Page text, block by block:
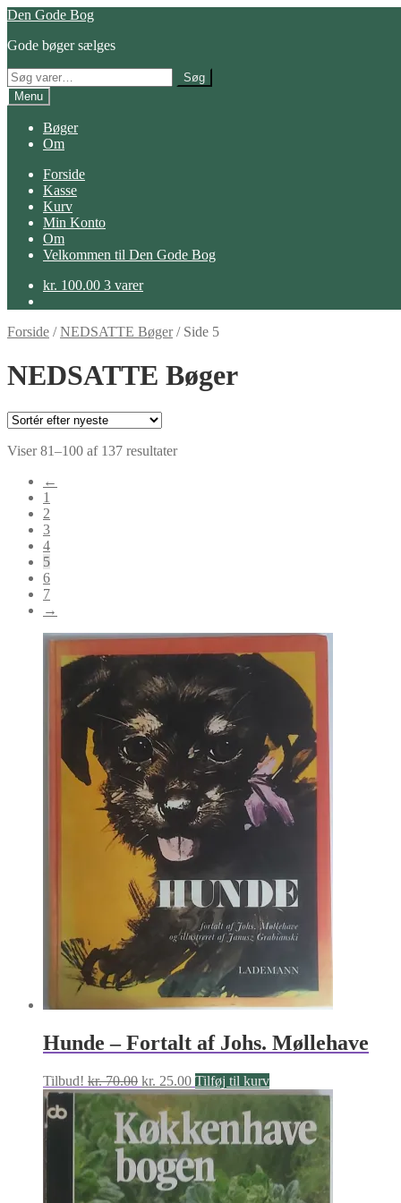
Spring
navigation
Spring
indhold
Den Gode Bog
Gode bøger sælges
Søg
efter:
Søg
Menu
Bøger
Om
Forside
Kasse
Kurv
Min Konto
Om
Velkommen til Den Gode Bog
kr. 100.00 3 varer
Forside /NEDSATTE Bøger/ Side 5
NEDSATTE Bøger
Viser 81–100 af 137 resultaterSorteret
←
1
2
3
4
5
6
7
→
Hunde – Fortalt af Johs. Møllehave
Tilbud! kr.70.00 Den
oprindelige
pris
var:
kr. 70.00.
kr. 25.00Den
aktuelle
er:
kr. 25.00.
Tilføj til kurv